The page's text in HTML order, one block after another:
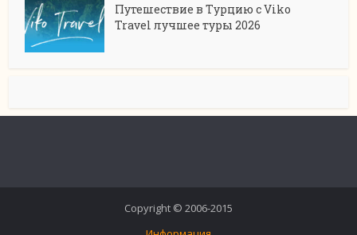
Путешествие в Турцию с Viko
Travel лучшее туры 2026
Copyright © 2006-2015